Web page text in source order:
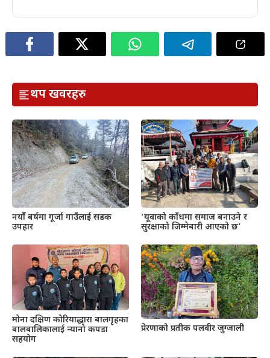
थप खवरहरु
नयाँँ बर्षमा गूर्जा गाउँलाई सडक
उपहार
‘यूवाको काँधमा समाज बनाउने र
सुरक्षाको जिम्मेबारी आएको छ’
मोना दक्षिण कोरियाद्धारा बालगृहका
बालबालिकालाई न्यानो कपडा
सहयोग
प्रेरणाको प्रतीक पलवीर जुग्जाली